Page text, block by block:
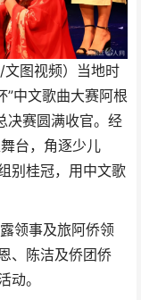
文图视频）当地时
”中文歌曲大赛阿根
决赛圆满收官。经
台，角逐少儿
别桂冠，用中文歌
领事及旅阿侨领
、 陈洁及侨团侨
动。